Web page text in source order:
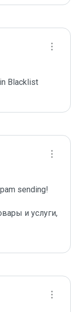
Blacklist
sending!
и услуги,